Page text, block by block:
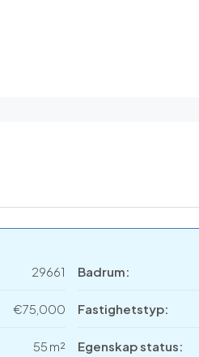
29661
€75,000
55 m²
Badrum:
Fastighetstyp:
Egenskap status: